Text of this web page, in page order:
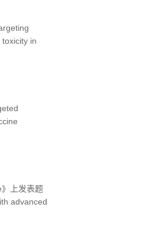
in
上发表题
advanced